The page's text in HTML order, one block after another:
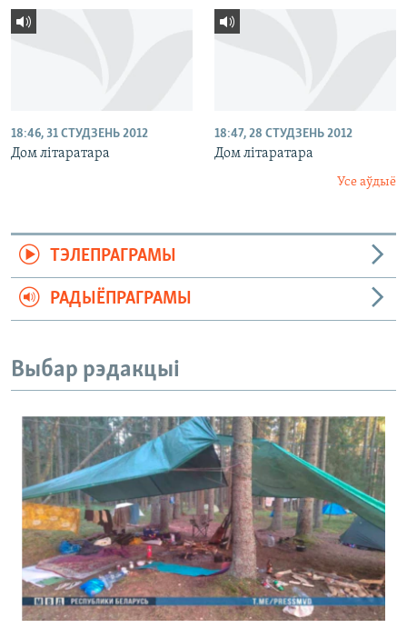
18:46, 31 СТУДЗЕНЬ 2012
Дом літаратара
18:47, 28 СТУДЗЕНЬ 2012
Дом літаратара
Усе аўдыё
ТЭЛЕПРАГРАМЫ
РАДЫЁПРАГРАМЫ
Выбар рэдакцыі